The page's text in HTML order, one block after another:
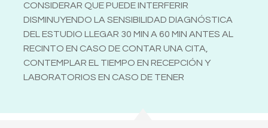
CONSIDERAR QUE PUEDE INTERFERIR
DISMINUYENDO LA SENSIBILIDAD DIAGNÓSTICA
DEL ESTUDIO LLEGAR 30 MIN A 60 MIN ANTES AL
RECINTO EN CASO DE CONTAR UNA CITA,
CONTEMPLAR EL TIEMPO EN RECEPCIÓN Y
LABORATORIOS EN CASO DE TENER